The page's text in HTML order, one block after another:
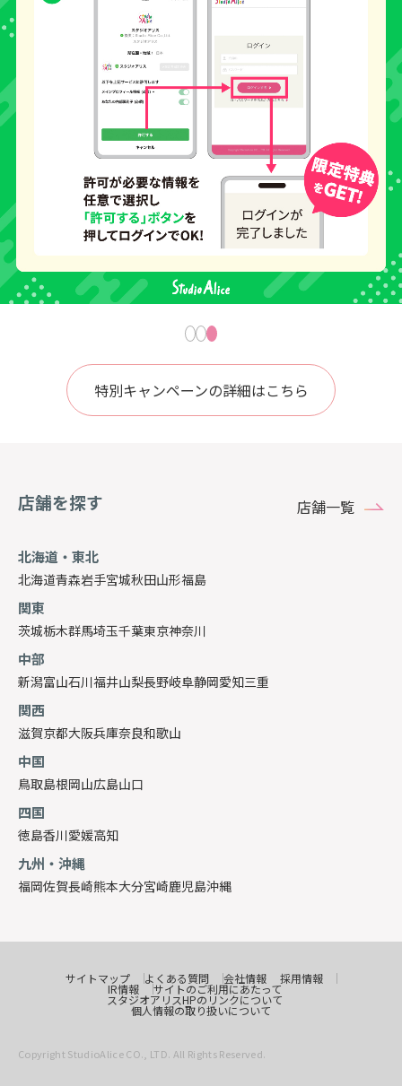
特別キャンペーンの詳細はこちら
店舗を探す 店舗一覧
北海道・東北
北海道青森岩手宮城秋田山形福島
関東
茨城栃木群馬埼玉千葉東京神奈川
中部
新潟富山石川福井山梨長野岐阜静岡愛知三重
関西
滋賀京都大阪兵庫奈良和歌山
中国
鳥取島根岡山広島山口
四国
徳島香川愛媛高知
九州・沖縄
福岡佐賀長崎熊本大分宮崎鹿児島沖縄
サイトマップ よくある質問 会社情報 採用情報
IR情報 サイトのご利用にあたって
スタジオアリスHPのリンクについて
個人情報の取り扱いについて
Copyright StudioAlice CO., LTD. All Rights Reserved.